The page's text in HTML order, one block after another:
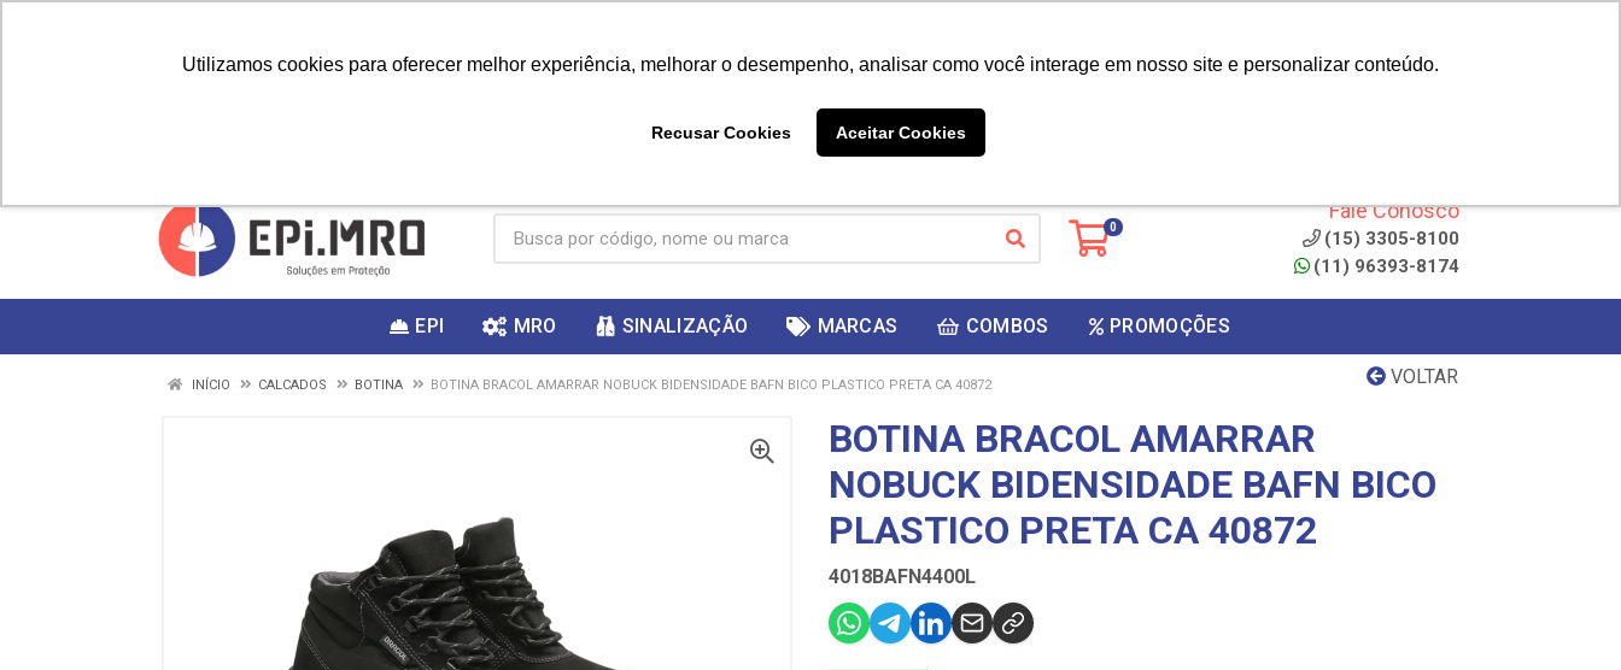
Utilizamos cookies para oferecer melhor experiência, melhorar o desempenho, analisar como você interage em nosso site e personalizar conteúdo.
Recusar Cookies Aceitar Cookies
ganhar
0
Fale Conosco
(15) 3305-8100
(11) 96393-8174
EPI MRO SINALIZAÇÃO MARCAS COMBOS PROMOÇÕES
VOLTAR
INÍCIO CALCADOS BOTINA BOTINA BRACOL AMARRAR NOBUCK BIDENSIDADE BAFN BICO PLASTICO PRETA CA 40872
BOTINA BRACOL AMARRAR
NOBUCK BIDENSIDADE BAFN BICO
PLASTICO PRETA CA 40872
4018BAFN4400L